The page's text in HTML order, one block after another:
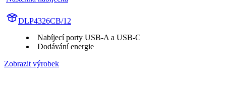
DLP4326CB/12
Nabíjecí porty USB-A a USB-C
Dodávání energie
Zobrazit výrobek